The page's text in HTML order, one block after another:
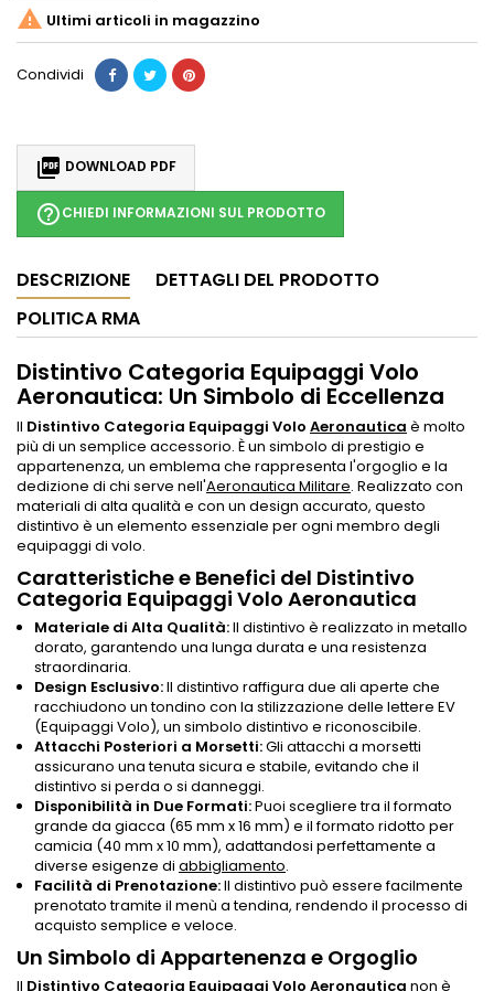
 Ultimi articoli in magazzino
Condividi
 DOWNLOAD PDF
help_outlineCHIEDI INFORMAZIONI SUL PRODOTTO
DESCRIZIONE
DETTAGLI DEL PRODOTTO
POLITICA RMA
Distintivo Categoria Equipaggi Volo
Aeronautica: Un Simbolo di Eccellenza
Il Distintivo Categoria Equipaggi Volo Aeronautica è molto
più di un semplice accessorio. È un simbolo di prestigio e
appartenenza, un emblema che rappresenta l'orgoglio e la
dedizione di chi serve nell'Aeronautica Militare. Realizzato con
materiali di alta qualità e con un design accurato, questo
distintivo è un elemento essenziale per ogni membro degli
equipaggi di volo.
Caratteristiche e Benefici del Distintivo
Categoria Equipaggi Volo Aeronautica
Materiale di Alta Qualità:Il distintivo è realizzato in metallo
dorato, garantendo una lunga durata e una resistenza
straordinaria.
Design Esclusivo:Il distintivo raffigura due ali aperte che
racchiudono un tondino con la stilizzazione delle lettere EV
(Equipaggi Volo), un simbolo distintivo e riconoscibile.
Attacchi Posteriori a Morsetti:Gli attacchi a morsetti
assicurano una tenuta sicura e stabile, evitando che il
distintivo si perda o si danneggi.
Disponibilità in Due Formati:Puoi scegliere tra il formato
grande da giacca (65 mm x 16 mm) e il formato ridotto per
camicia (40 mm x 10 mm), adattandosi perfettamente a
diverse esigenze di abbigliamento.
Facilità di Prenotazione:Il distintivo può essere facilmente
prenotato tramite il menù a tendina, rendendo il processo di
acquisto semplice e veloce.
Un Simbolo di Appartenenza e Orgoglio
Il Distintivo Categoria Equipaggi Volo Aeronautica non è